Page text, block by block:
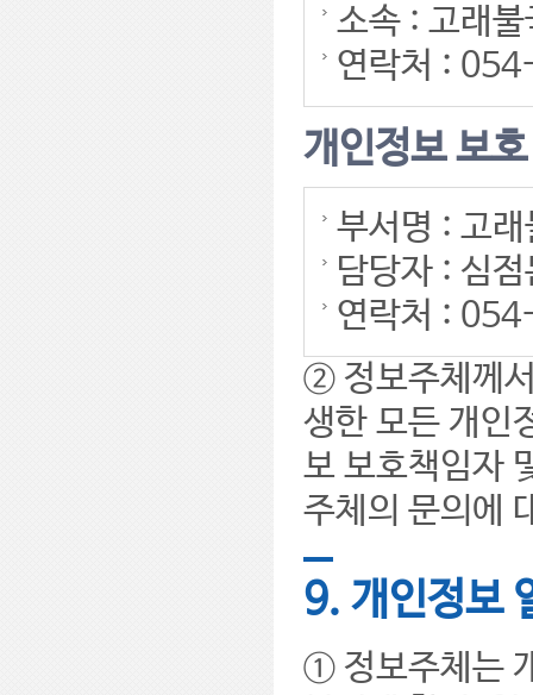
소속 : 고래
연락처 :
개인정보 보
부서명 : 고
담당자 : 심점
연락처 :
② 정보주체께
생한 모든 개인
보 보호책임자
주체의 문의에
9. 개인정보
① 정보주체는